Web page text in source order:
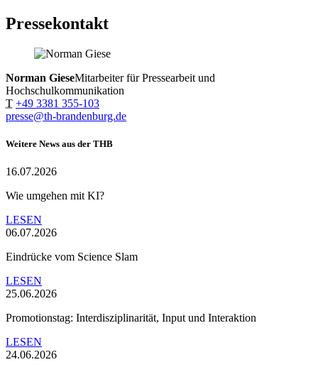
Pressekontakt
Norman GieseMitarbeiter für Pressearbeit und
Hochschulkommunikation
T +49 3381 355-103
presse@th-brandenburg.de
Weitere News aus der THB
16.07.2026
Wie umgehen mit KI?
LESEN
06.07.2026
Eindrücke vom Science Slam
LESEN
25.06.2026
Promotionstag: Interdisziplinarität, Input und Interaktion
LESEN
24.06.2026